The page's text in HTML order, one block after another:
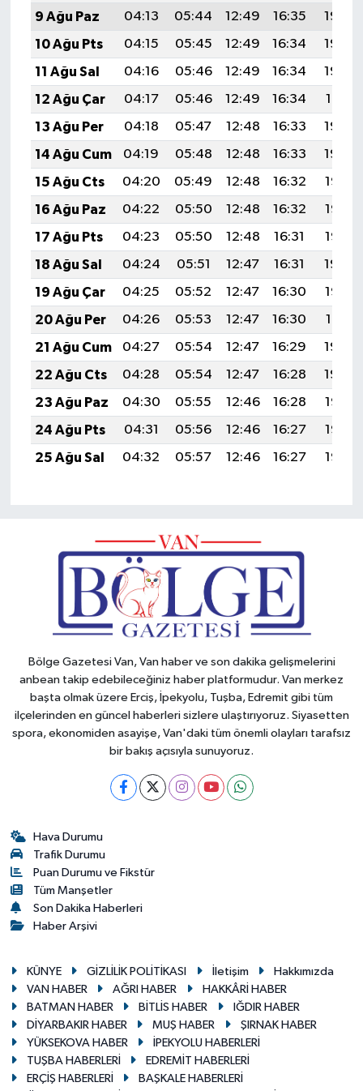
9 Ağu Paz
04:13 05:44 12:49 16:35
19:44
10 Ağu Pts
04:15 05:45 12:49 16:34
19:43
11 Ağu Sal
04:16 05:46 12:49 16:34
19:42
12 Ağu Çar
04:17 05:46 12:49 16:34
19:41
13 Ağu Per
04:18 05:47 12:48 16:33
19:40
14 Ağu Cum
04:19 05:48 12:48 16:33
19:39
15 Ağu Cts
04:20 05:49 12:48 16:32
19:37
16 Ağu Paz
04:22 05:50 12:48 16:32
19:36
17 Ağu Pts
04:23 05:50 12:48 16:31
19:35
18 Ağu Sal
04:24 05:51 12:47 16:31
19:34
19 Ağu Çar
04:25 05:52 12:47 16:30
19:32
20 Ağu Per
04:26 05:53 12:47 16:30
19:31
21 Ağu Cum
04:27 05:54 12:47 16:29
19:30
22 Ağu Cts
04:28 05:54 12:47 16:28
19:29
23 Ağu Paz
04:30 05:55 12:46 16:28
19:27
24 Ağu Pts
04:31 05:56 12:46 16:27
19:26
25 Ağu Sal
04:32 05:57 12:46 16:27 19:25
Bölge Gazetesi Van, Van haber ve son dakika gelişmelerini
anbean takip edebileceğiniz haber platformudur. Van merkez
başta olmak üzere Erciş, İpekyolu, Tuşba, Edremit gibi tüm
ilçelerinden en güncel haberleri sizlere ulaştırıyoruz. Siyasetten
spora, ekonomiden asayişe, Van'daki tüm önemli olayları tarafsız
bir bakış açısıyla sunuyoruz.
Hava Durumu
Trafik Durumu
Puan Durumu ve Fikstür
Tüm Manşetler
Son Dakika Haberleri
Haber Arşivi
KÜNYE GİZLİLİK POLİTİKASI İletişim
Hakkımızda
VAN HABER
AĞRI HABER
HAKKÂRİ HABER
BATMAN HABER
BİTLİS HABER
IĞDIR HABER
DİYARBAKIR HABER
MUŞ HABER
ŞIRNAK HABER
YÜKSEKOVA HABER
İPEKYOLU HABERLERİ
TUŞBA HABERLERİ
EDREMİT HABERLERİ
ERÇİŞ HABERLERİ
BAŞKALE HABERLERİ